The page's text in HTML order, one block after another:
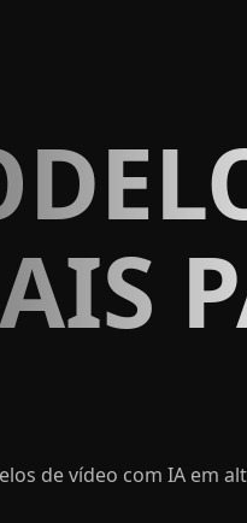
de vídeo com IA em